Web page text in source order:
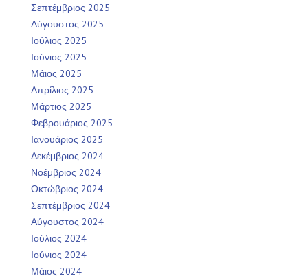
Σεπτέμβριος 2025
Αύγουστος 2025
Ιούλιος 2025
Ιούνιος 2025
Μάιος 2025
Απρίλιος 2025
Μάρτιος 2025
Φεβρουάριος 2025
Ιανουάριος 2025
Δεκέμβριος 2024
Νοέμβριος 2024
Οκτώβριος 2024
Σεπτέμβριος 2024
Αύγουστος 2024
Ιούλιος 2024
Ιούνιος 2024
Μάιος 2024